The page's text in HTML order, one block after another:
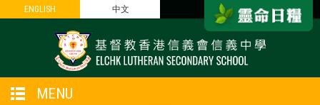
ENGLISH 中文
ENGLISH 中文
MENU